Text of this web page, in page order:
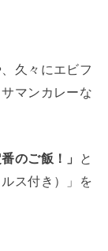
久々にエビフ
マンカレーな
のご飯！」
と
ス付き）」を